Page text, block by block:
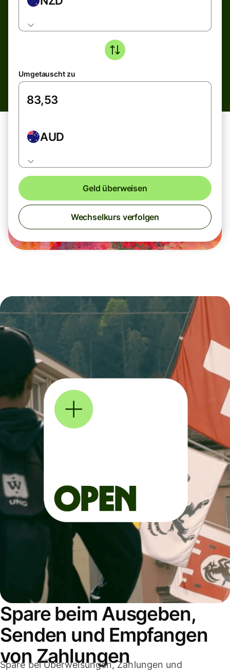
Umgetauscht zu
AUD
Geld überweisen
Wechselkurs verfolgen
Spare beim Ausgeben,
Senden und Empfangen
von Zahlungen
Spare bei Überweisungen, Zahlungen und